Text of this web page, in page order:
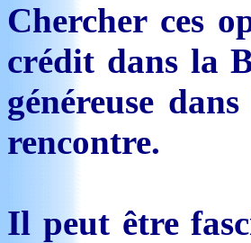
Chercher ces
crédit dans la
généreuse
rencontre.
Il peut être